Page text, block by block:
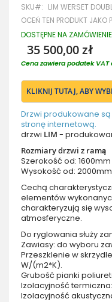
SKU LIM WERSET
OCEŃ TEN PRODUKT JAKO
DOSTĘPNE NA ZAMÓWIENIE
35 500,00 zł
Cena zawiera podatek VAT
KLIKNIJ TUTAJ, ABY
Drzwi produkowane
stronę internetową.
drzwi LIM -
Rozmiary drzwi z ramą
Szerokość od:
Wysokość od:
Cechą
elementów
charakteryzują się
atmosferyczne.
Do ryglowania służy
Zawiasy: do wyboru
Przeszklenie w
W/(m2*K).
Grubość pianki
Izolacyjność
Izolacyjność